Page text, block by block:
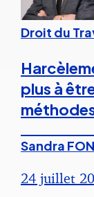
Droit du
plus à
Sandra
24 juillet